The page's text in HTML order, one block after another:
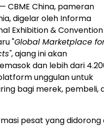
CBME China, pameran
digelar oleh Informa
Exhibition & Convention
"Global Marketplace
, ajang ini akan
dan lebih dari
unggulan untuk
bagi merek, pembeli,
pesat yang didorong